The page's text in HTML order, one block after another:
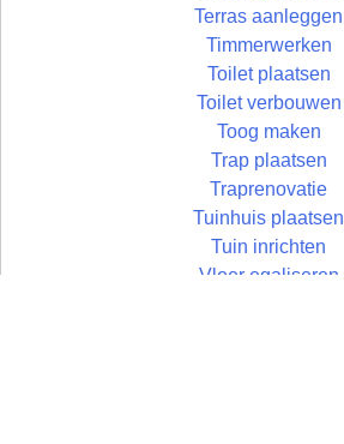
Terras aanleggen
Timmerwerken
Toilet plaatsen
Toilet verbouwen
Toog maken
Trap plaatsen
Traprenovatie
Tuinhuis plaatsen
Tuin inrichten
Vloer egaliseren